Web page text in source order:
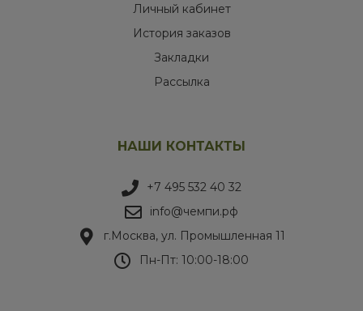
Личный кабинет
История заказов
Закладки
Рассылка
НАШИ КОНТАКТЫ
+7 495 532 40 32
info@чемпи.рф
г.Москва, ул. Промышленная 11
Пн-Пт: 10:00-18:00